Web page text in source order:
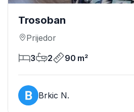
Trosoban
Prijedor
3
2 90 m²
Brkic N.